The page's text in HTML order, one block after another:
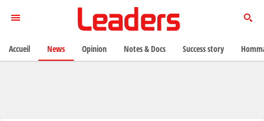
Accueil News Opinion Notes & Docs Success story